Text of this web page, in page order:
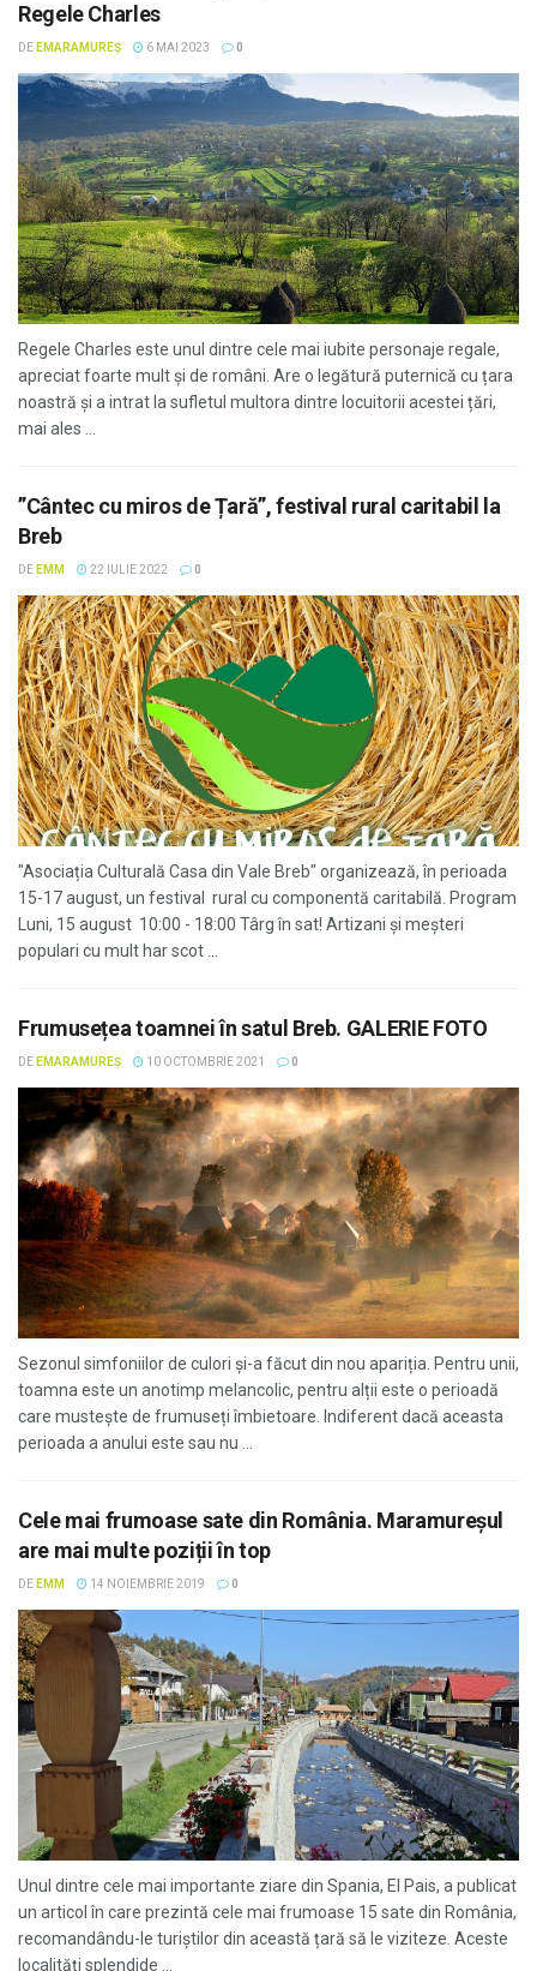
Regele Charles
DE EMARAMUREȘ 6 MAI 2023 0
Regele Charles este unul dintre cele mai iubite personaje regale,
apreciat foarte mult și de români. Are o legătură puternică cu țara
noastră și a intrat la sufletul multora dintre locuitorii acestei țări,
mai ales ...
”Cântec cu miros de Țară”, festival rural caritabil la
Breb
DE EMM 22 IULIE 2022 0
"Asociația Culturală Casa din Vale Breb" organizează, în perioada
15-17 august, un festival rural cu componentă caritabilă. Program
Luni, 15 august 10:00 - 18:00 Târg în sat! Artizani și meșteri
populari cu mult har scot ...
Frumusețea toamnei în satul Breb. GALERIE FOTO
DE EMARAMUREȘ 10 OCTOMBRIE 2021 0
Sezonul simfoniilor de culori și-a făcut din nou apariția. Pentru unii,
toamna este un anotimp melancolic, pentru alții este o perioadă
care mustește de frumuseți îmbietoare. Indiferent dacă aceasta
perioada a anului este sau nu ...
Cele mai frumoase sate din România. Maramureșul
are mai multe poziții în top
DE EMM 14 NOIEMBRIE 2019 0
Unul dintre cele mai importante ziare din Spania, El Pais, a publicat
un articol în care prezintă cele mai frumoase 15 sate din România,
recomandându-le turiștilor din această țară să le viziteze. Aceste
localități splendide ...